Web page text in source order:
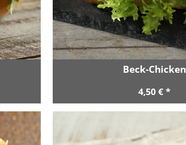
Beck-Chicken
4,50 € *